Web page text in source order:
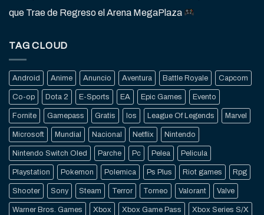
que Trae de Regreso el Arena MegaPlaza
TAG CLOUD
Android Anime Anuncio Aventura Battle Royale Capcom
Co-op Dota 2 E-Sports EA Epic Games Evento
Fornite Gamepass Gratis Ios League Of Legends Marvel
Microsoft Mundial Nacional Netflix Nintendo
Nintendo Switch Oled Parche Pc Pelea Pelicula
Playstation Pokemon Polemica Ps Plus Riot games Rpg
Shooter Sony Steam Terror Torneo Valorant Valve
Warner Bros. Games Xbox Xbox Game Pass Xbox Series S/X